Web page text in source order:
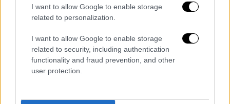
I want to allow Google to enable storage
related to personalization.
I want to allow Google to enable storage
related to security, including authentication
functionality and fraud prevention, and other
user protection.
Τα σχολιά σας δημοσιεύονται άμεσα με δική σας ευθύνη. Το
ΕΘΝΟΣ θα παρεμβαίνει και τα προσβλητικά σχόλια θα